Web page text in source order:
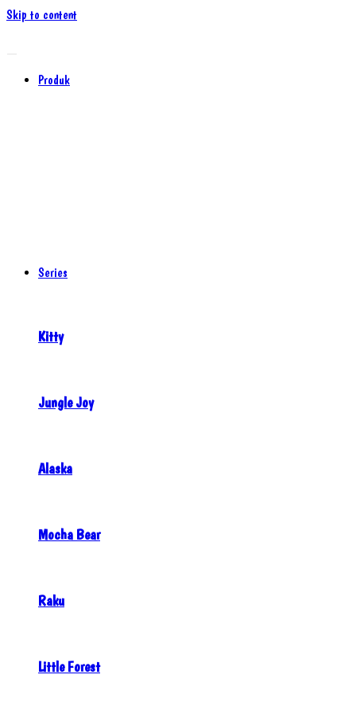
Skip to content
Produk
Series
Kitty
Jungle Joy
Alaska
Mocha Bear
Raku
Little Forest